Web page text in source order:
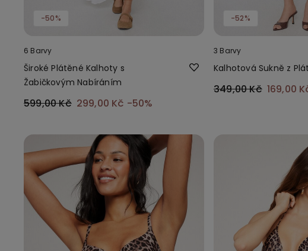
-50%
6 Barvy
Široké Plátěné Kalhoty s
Žabičkovým Nabíráním
599,00 Kč 299,00 Kč -50%
-52%
3 Barvy
Kalhotová Sukně z
349,00 Kč 169,00